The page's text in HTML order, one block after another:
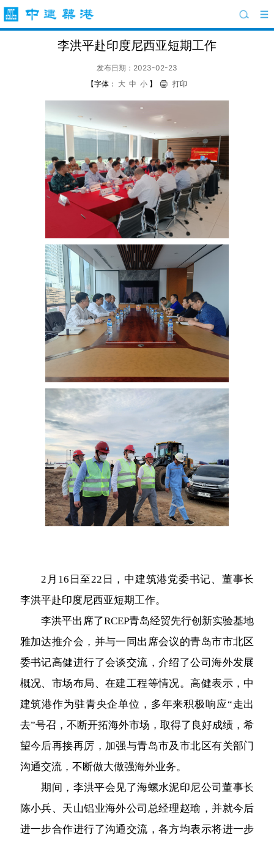
李洪平赴印度尼西亚短期工作
发布日期：2023-02-23
【字体： 大 中 小 】 打印
2月16日至22日，中建筑港党委书记、董事长
李洪平赴印度尼西亚短期工作。
李洪平出席了RCEP青岛经贸先行创新实验基地
雅加达推介会，并与一同出席会议的青岛市市北区
委书记高健进行了会谈交流，介绍了公司海外发展
概况、市场布局、在建工程等情况。高健表示，中
建筑港作为驻青央企单位，多年来积极响应“走出
去”号召，不断开拓海外市场，取得了良好成绩，希
望今后再接再厉，加强与青岛市及市北区有关部门
沟通交流，不断做大做强海外业务。
期间，李洪平会见了海螺水泥印尼公司董事长
陈小兵、天山铝业海外公司总经理赵瑜，并就今后
进一步合作进行了沟通交流，各方均表示将进一步